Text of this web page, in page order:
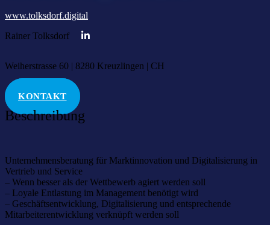
www.tolksdorf.digital
Rainer Tolksdorf
Weiherstrasse 60 | 8280 Kreuzlingen | CH
KONTAKT
Beschreibung
Unternehmensberatung für Marktinnovation und Digitalisierung in
Vertrieb und Service
– Wenn besser als der Wettbewerb agiert werden soll
– Loyale Entlastung im Management benötigt wird
– Geschäftsentwicklung, Digitalisierung und entsprechende
Mitarbeiterentwicklung verknüpft werden soll